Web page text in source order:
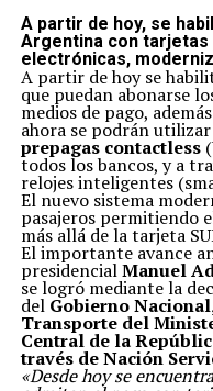
pasado, en 2013, se
años antes, de la mano
Kirchner. Esto dotó de
permitió el
productivos,
trabajo durante el año
régimen. Actualmente,
finalización. Y de no
empresariado
nuestra provincia
compañeras y
compañeras y
desocupados, no tan
favoreciendo los
importaciones, con
Somos conscientes del
nacional por el empleo
entendemos los
delicada situación
heredada de la gestión
cabe recordar el
en el cual se entregó
A partir de hoy, se
Argentina con
electrónicas,
A partir de hoy se
que puedan abonarse
medios de pago,
ahora se podrán
prepagas contactless
todos los bancos, y a
relojes inteligentes
El nuevo sistema
pasajeros permitiendo
más allá de la tarjeta
El importante avance
presidencialManuel
se logró mediante la
del Gobierno
Transporte del
Central de la
través de Nación
«Desde hoy se